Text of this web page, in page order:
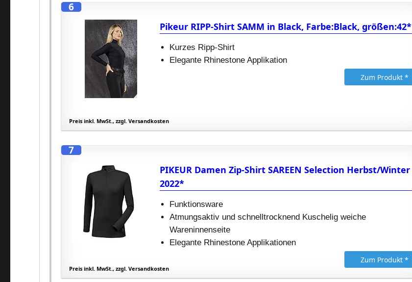
6
Pikeur RIPP-Shirt SAMM in Black, Farbe:Black, größen:42*
Kurzes Ripp-Shirt
Elegante Rhinestone Applikation
Zum Produkt *
Preis inkl. MwSt., zzgl. Versandkosten
7
PIKEUR Damen Zip-Shirt SAREEN Selection Herbst/Winter
2022*
Funktionsware
Atmungsaktiv und schnelltrocknend Kuschelig weiche
Wareninnenseite
Elegante Rhinestone Applikationen
Zum Produkt *
Preis inkl. MwSt., zzgl. Versandkosten